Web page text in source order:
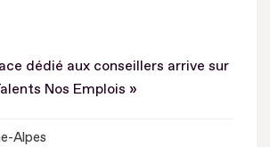
dédié aux conseillers arrive sur
Nos Emplois »
Alpes